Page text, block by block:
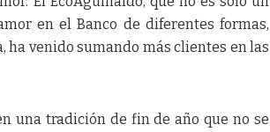
en el Banco de diferentes formas,
ha venido sumando más clientes en las
una tradición de fin de año que no se